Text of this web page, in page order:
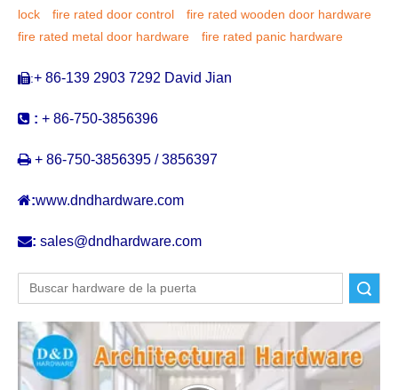
lock
fire rated door control
fire rated wooden door hardware
fire rated metal door hardware
fire rated panic hardware
:+ 86-139 2903 7292 David Jian
 : + 86-750-3856396
 + 86-750-3856395 / 3856397
:www.dndhardware.com
: sales@dndhardware.com